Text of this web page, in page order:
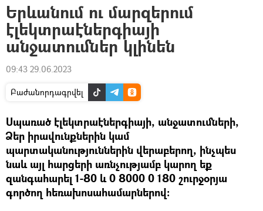
Երևանում ու մարզերում
էլեկտրաէներգիայի
անջատումներ կլինեն
09:43 29.06.2023
Բաժանորդագրվել
Սպառած էլեկտրաէներգիայի, անջատումների,
Ձեր իրավունքներին կամ
պարտականություններին վերաբերող, ինչպես
նաև այլ հարցերի առնչությամբ կարող եք
զանգահարել 1-80 և 0 8000 0 180 շուրջօրյա
գործող հեռախոսահամարներով: